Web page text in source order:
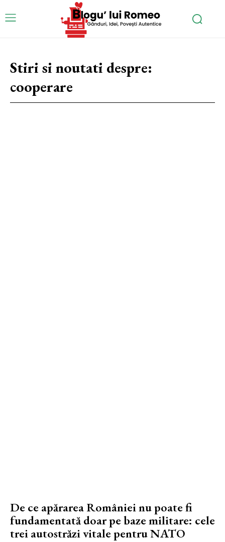
Stiri si noutati despre:
cooperare
De ce apărarea României nu poate fi
fundamentată doar pe baze militare: cele
trei autostrăzi vitale pentru NATO